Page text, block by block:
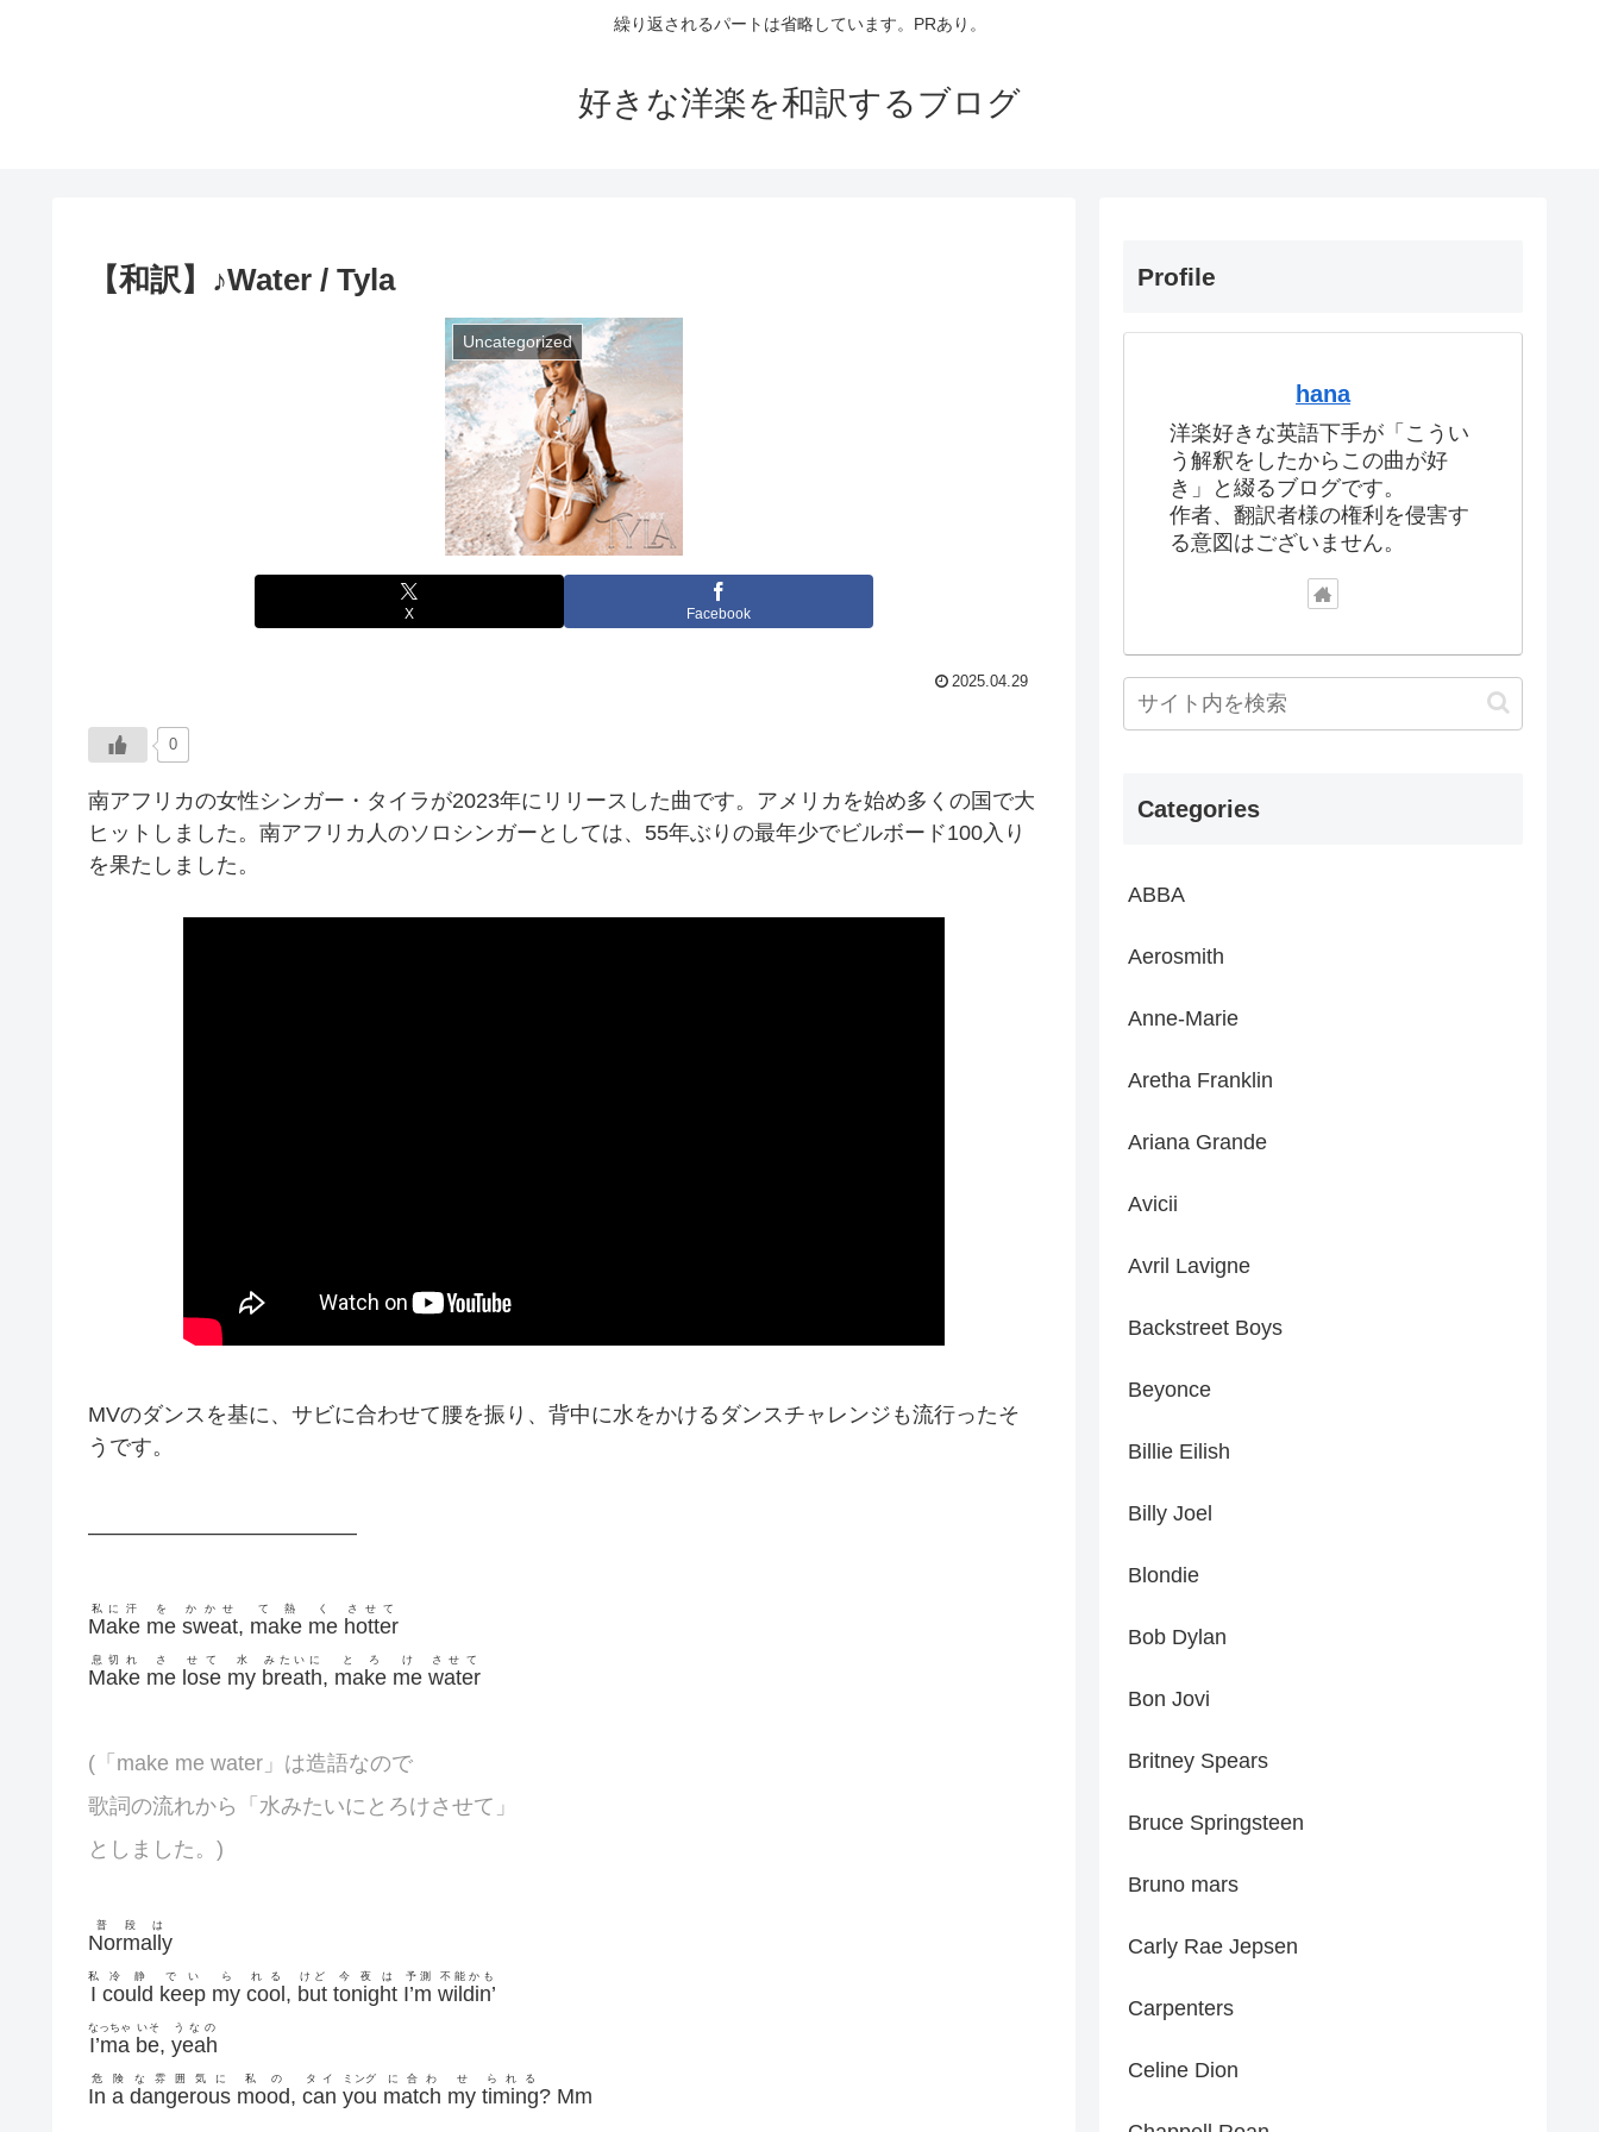
繰り返されるパートは省略しています。PRあり。
好きな洋楽を和訳するブログ
【和訳】♪Water / Tyla
Uncategorized
X Facebook
2025.04.29
0
南アフリカの女性シンガー・タイラが2023年にリリースした曲です。アメリカを始め多くの国で大
ヒットしました。南アフリカ人のソロシンガーとしては、55年ぶりの最年少でビルボード100入り
を果たしました。
MVのダンスを基に、サビに合わせて腰を振り、背中に水をかけるダンスチャレンジも流行ったそ
うです。
————————————–
Make
私に汗
me
を
sweat
かかせ
, make
て熱
me
く
hotter
させて
Make
息切れ
me
さ
lose
せて
my
水
breath
みたいに
, make
とろ
me
け
water
させて
(「make me water」は造語なので
歌詞の流れから「水みたいにとろけさせて」
としました。)
Normally
普段は
I
私
could
冷静
keep
でい
my
ら
cool
れる
, but
けど
tonight
今夜は
I’m
予測
wildin’
不能かも
I’ma
なっちゃ
be
いそ
, yeah
うなの
In
危
a
険
dangerous
な雰囲気に
mood
私の
, can
タイ
you
ミング
match
に合わ
my
せ
timing
られる
? Mm
Profile
hana
洋楽好きな英語下手が「こうい
う解釈をしたからこの曲が好
き」と綴るブログです。
作者、翻訳者様の権利を侵害す
る意図はございません。
Categories
ABBA
Aerosmith
Anne-Marie
Aretha Franklin
Ariana Grande
Avicii
Avril Lavigne
Backstreet Boys
Beyonce
Billie Eilish
Billy Joel
Blondie
Bob Dylan
Bon Jovi
Britney Spears
Bruce Springsteen
Bruno mars
Carly Rae Jepsen
Carpenters
Celine Dion